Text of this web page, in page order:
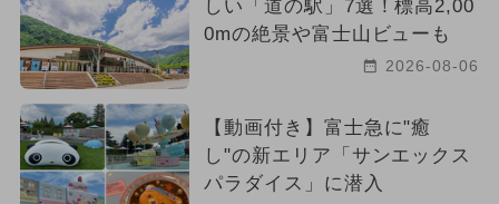
しい「道の駅」7選！標高2,00
0mの絶景や富士山ビューも
2026-08-06
【動画付き】富士急に"癒
し"の新エリア「サンエックス
パラダイス」に潜入